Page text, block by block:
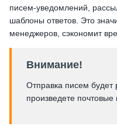
писем-уведомлений,
шаблоны ответов. Это
менеджеров, сэкономит
Внимание!
Отправка писем будет
произведете почтовые